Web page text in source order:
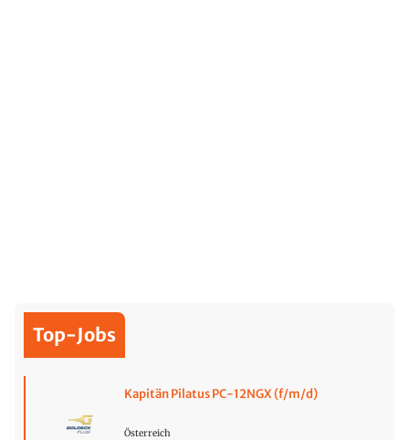
Top-Jobs
Kapitän Pilatus PC-12NGX (f/m/d)
Österreich